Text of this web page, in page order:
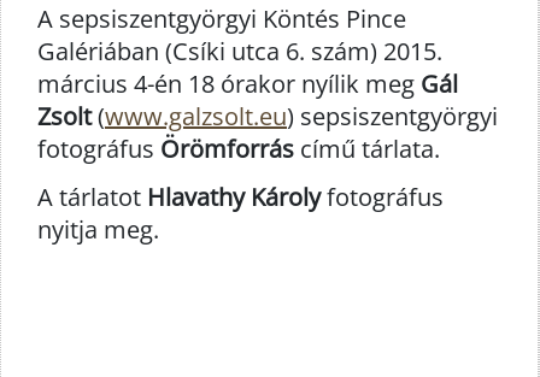
A sepsiszentgyörgyi Köntés Pince
Galériában (Csíki utca 6. szám) 2015.
március 4-én 18 órakor nyílik meg Gál
Zsolt(www.galzsolt.eu) sepsiszentgyörgyi
fotográfus Örömforrás című tárlata.
A tárlatot Hlavathy Károlyfotográfus
nyitja meg.